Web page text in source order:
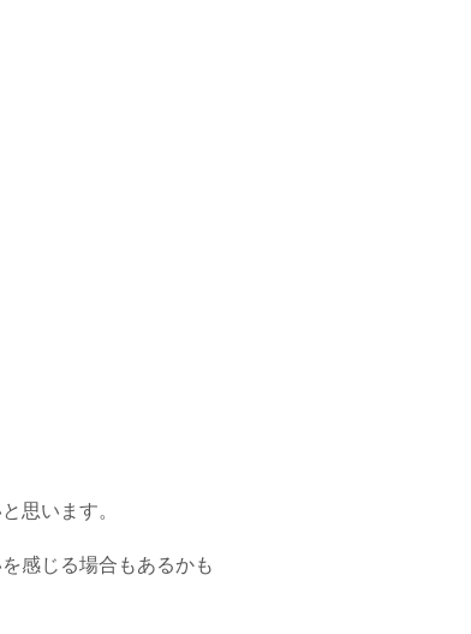
思います。
感じる場合もあるかも